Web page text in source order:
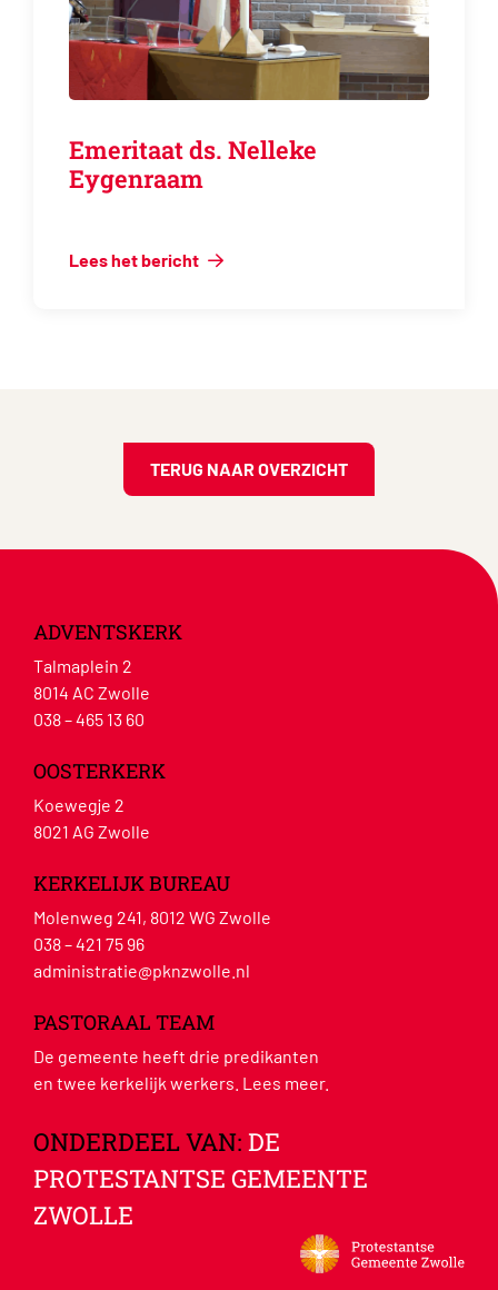
Emeritaat ds. Nelleke
Eygenraam
Lees het bericht
TERUG NAAR OVERZICHT
ADVENTSKERK
Talmaplein 2
8014 AC Zwolle
038 – 465 13 60
OOSTERKERK
Koewegje 2
8021 AG Zwolle
KERKELIJK BUREAU
Molenweg 241, 8012 WG Zwolle
038 – 421 75 96
administratie@pknzwolle.nl
PASTORAAL TEAM
De gemeente heeft drie predikanten
en twee kerkelijk werkers. Lees meer.
ONDERDEEL VAN: DE
PROTESTANTSE GEMEENTE
ZWOLLE